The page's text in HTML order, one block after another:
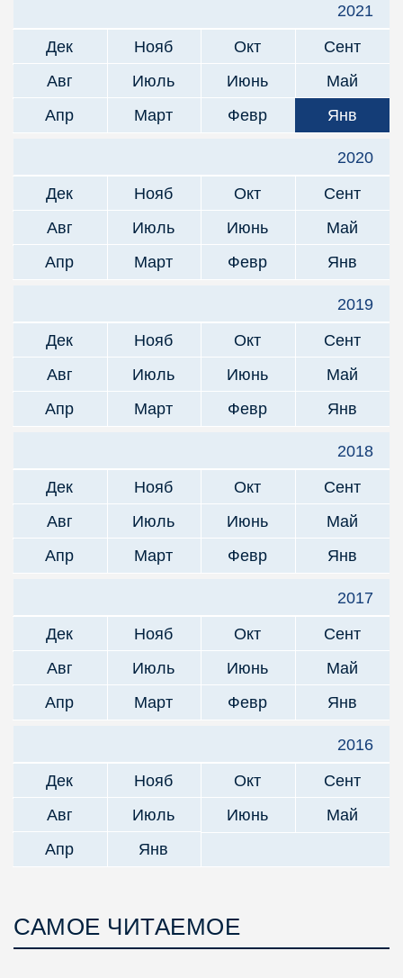
2021
Дек
Нояб Окт
Сент
Авг
Июль Июнь
Май
Апр
Март Февр Янв
2020
Дек
Нояб Окт
Сент
Авг
Июль Июнь
Май
Апр
Март Февр Янв
2019
Дек
Нояб Окт
Сент
Авг
Июль Июнь
Май
Апр
Март Февр Янв
2018
Дек
Нояб Окт
Сент
Авг
Июль Июнь
Май
Апр
Март Февр Янв
2017
Дек
Нояб Окт
Сент
Авг
Июль Июнь
Май
Апр
Март Февр Янв
2016
Дек
Нояб Окт
Сент
Авг
Июль Июнь
Май
Апр
Янв
САМОЕ ЧИТАЕМОЕ